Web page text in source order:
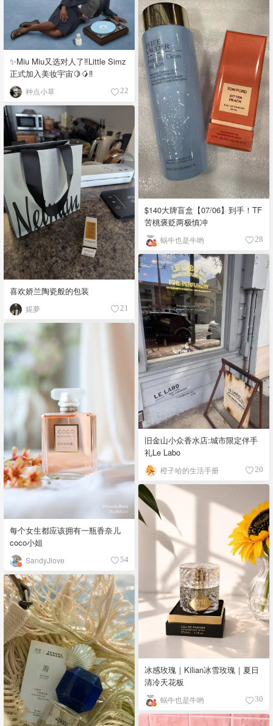
✨Miu Miu又选对人了‼️Little Simz
正式加入美妆宇宙🍋🥭‼️
种点小草 22
$140大牌盲盒【07/06】到手！TF
苦桃褒贬两极慎冲
蜗牛也是牛哟 28
喜欢娇兰陶瓷般的包装
婲夢 21
旧金山小众香水店:城市限定伴手
礼Le Labo
橙子哈的生活手册 20
每个女生都应该拥有一瓶香奈儿
coco小姐
SandyJlove 54
冰感玫瑰｜Kilian冰雪玫瑰｜夏日
清冷天花板
蜗牛也是牛哟 30